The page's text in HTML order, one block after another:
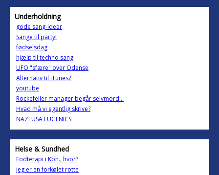
Underholdning
gode sang-ideer
Sange til party!
fødselsdag
hjælp til techno sang
UFO "sfære" over Odense
Alternativ til iTunes?
youtube
Rockefeller manager begår selvmord...
Hvad må vi egentlig skrive?
NAZI USA EUGENICS
Helse & Sundhed
Fodterapi i Kbh., hvor?
jeg er en forkølet rotte